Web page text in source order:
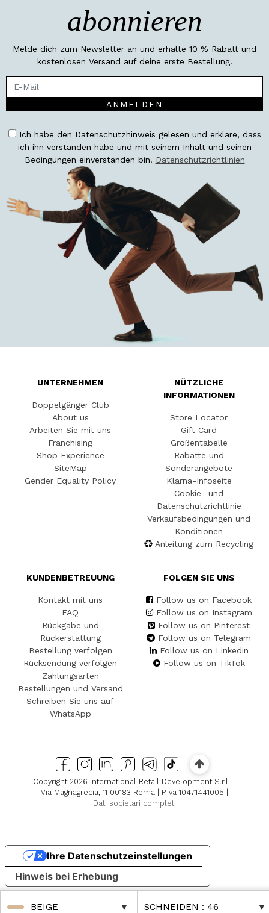
BEIGE SCHNEIDEN : 46
abonnieren
Melde dich zum Newsletter an und erhalte 10 % Rabatt und
kostenlosen Versand auf deine erste Bestellung.
ANMELDEN
Ich habe den Datenschutzhinweis gelesen und erkläre, dass
ich ihn verstanden habe und mit seinem Inhalt und seinen
Bedingungen einverstanden bin. Datenschutzrichtlinien
UNTERNEHMEN
Doppelgänger Club
About us
Arbeiten Sie mit uns
Franchising
Shop Experience
SiteMap
Gender Equality Policy
NÜTZLICHE
INFORMATIONEN
Store Locator
Gift Card
Größentabelle
Rabatte und
Sonderangebote
Klarna-Infoseite
Cookie- und
Datenschutzrichtlinie
Verkaufsbedingungen und
Konditionen
Anleitung zum Recycling
KUNDENBETREUUNG
Kontakt mit uns
FAQ
Rückgabe und
Rückerstattung
Bestellung verfolgen
Rücksendung verfolgen
Zahlungsarten
Bestellungen und Versand
Schreiben Sie uns auf
WhatsApp
FOLGEN SIE UNS
Follow us on Facebook
Follow us on Instagram
Follow us on Pinterest
Follow us on Telegram
Follow us on Linkedin
Follow us on TikTok
Copyright 2026 International Retail Development S.r.l. -
Via Magnagrecia, 11 00183 Roma | P.iva 10471441005 |
Dati societari completi
Hinweis bei Erhebung
Ihre Datenschutzeinstellungen